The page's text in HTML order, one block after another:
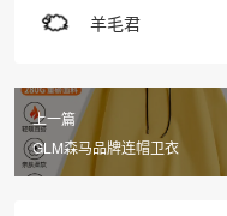
羊毛君
上一篇
GLM森马品牌连帽卫衣